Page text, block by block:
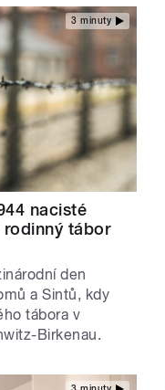
3 minuty
nacisté
tábor
den
a Sintů, kdy
tábora v
Birkenau.